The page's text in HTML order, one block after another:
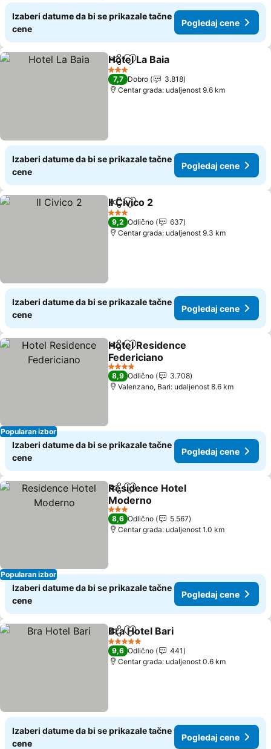
Izaberi datume da bi se prikazale tačne
cene
Pogledaj cene
Deli Dodati u favorite
Hotel La Baia
3 Zvezdice
7,7 Dobro
3.818
Centar grada: udaljenost 9.6 km
Izaberi datume da bi se prikazale tačne
cene
Pogledaj cene
Deli Dodati u favorite
Il Civico 2
3 Zvezdice
9,2 Odlično
637
Centar grada: udaljenost 9.3 km
Izaberi datume da bi se prikazale tačne
cene
Pogledaj cene
Popularan izbor
Deli Dodati u favorite
Hotel Residence
Federiciano
Pogledaj cene
4 Zvezdice
8,9 Odlično
3.708
Valenzano, Bari: udaljenost 8.6 km
Izaberi datume da bi se prikazale tačne
cene
Pogledaj cene
Popularan izbor
Deli Dodati u favorite
Residence Hotel
Moderno
Pogledaj cene
3 Zvezdice
8,6 Odlično
5.567
Centar grada: udaljenost 1.0 km
Izaberi datume da bi se prikazale tačne
cene
Pogledaj cene
Deli Dodati u favorite
Bra Hotel Bari
5 Zvezdice
9,6 Odlično
441
Centar grada: udaljenost 0.6 km
Izaberi datume da bi se prikazale tačne
cene
Pogledaj cene